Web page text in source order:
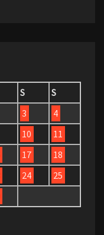
S
S
3
4
10
11
17
18
24
25